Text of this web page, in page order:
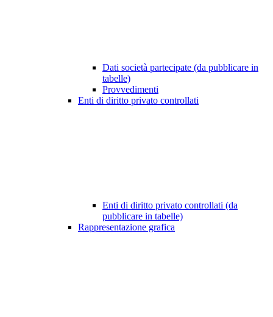
Dati società partecipate (da pubblicare in
tabelle)
Provvedimenti
Enti di diritto privato controllati
Enti di diritto privato controllati (da
pubblicare in tabelle)
Rappresentazione grafica